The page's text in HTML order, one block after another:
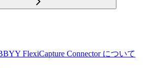
FlexiCapture Connector について